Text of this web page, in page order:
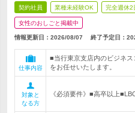
契約社員 業種未経験OK 完全週休2
女性のおしごと掲載中
情報更新日：2026/08/07 終了予定日：
仕事内容
■当行東京支店内のビジネ
をお任せいたします。
対象と
なる方
《必須要件》■高卒以上